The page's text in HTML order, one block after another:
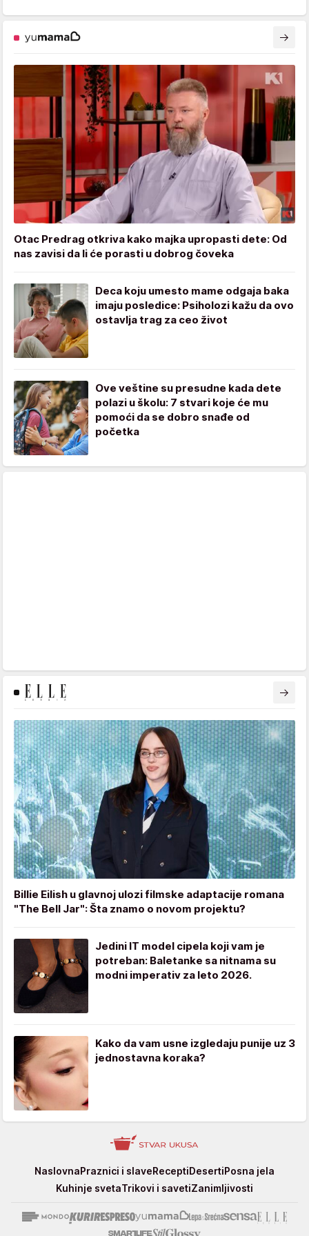
Otac Predrag otkriva kako majka upropasti dete: Od
nas zavisi da li će porasti u dobrog čoveka
Deca koju umesto mame odgaja baka
imaju posledice: Psiholozi kažu da ovo
ostavlja trag za ceo život
Ove veštine su presudne kada dete
polazi u školu: 7 stvari koje će mu
pomoći da se dobro snađe od
početka
Billie Eilish u glavnoj ulozi filmske adaptacije romana
"The Bell Jar": Šta znamo o novom projektu?
Jedini IT model cipela koji vam je
potreban: Baletanke sa nitnama su
modni imperativ za leto 2026.
Kako da vam usne izgledaju punije uz 3
jednostavna koraka?
StvarNaslovnaPraznici i slaveReceptiDesertiPosna jela
Kuhinje svetaTrikovi i savetiZanimljivosti